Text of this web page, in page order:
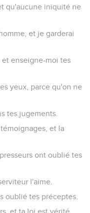
qu'aucune iniquité ne
et je garderai
et enseigne-moi tes
yeux, parce qu'on ne
tes jugements.
et la
ont oublié tes
l'aime.
oublié tes préceptes.
et ta loi est vérité.